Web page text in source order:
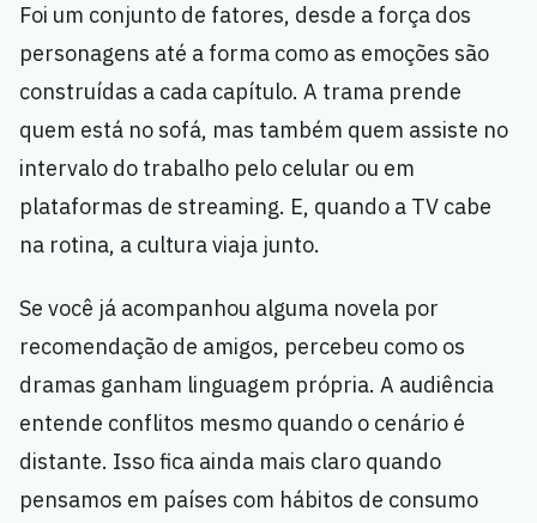
Foi um conjunto de fatores, desde a força dos
personagens até a forma como as emoções são
construídas a cada capítulo. A trama prende
quem está no sofá, mas também quem assiste no
intervalo do trabalho pelo celular ou em
plataformas de streaming. E, quando a TV cabe
na rotina, a cultura viaja junto.
Se você já acompanhou alguma novela por
recomendação de amigos, percebeu como os
dramas ganham linguagem própria. A audiência
entende conflitos mesmo quando o cenário é
distante. Isso fica ainda mais claro quando
pensamos em países com hábitos de consumo